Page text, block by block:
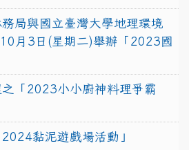
局與國立臺灣大學地理環境
月3日(星期二)舉辦「2023國
「2023小小廚神料理爭霸
黏泥遊戲場活動」